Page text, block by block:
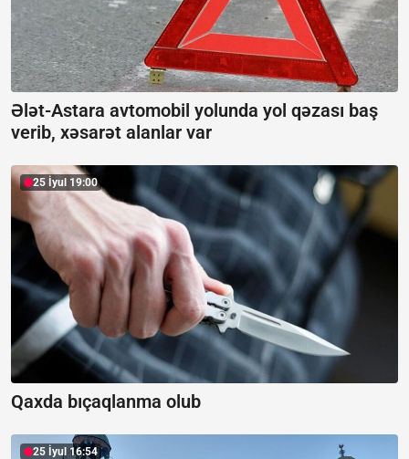
Ələt-Astara avtomobil yolunda yol qəzası baş
verib, xəsarət alanlar var
25 İyul 19:00
Qaxda bıçaqlanma olub
25 İyul 16:54